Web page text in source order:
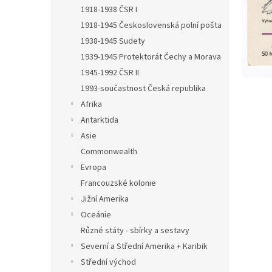
1918-1938 ČSR I
1918-1945 Československá polní pošta
1938-1945 Sudety
1939-1945 Protektorát Čechy a Morava
1945-1992 ČSR II
1993-součastnost Česká republika
Afrika
Antarktida
Asie
Commonwealth
Evropa
Francouzské kolonie
Jižní Amerika
Oceánie
Různé státy - sbírky a sestavy
Severní a Střední Amerika + Karibik
Střední východ